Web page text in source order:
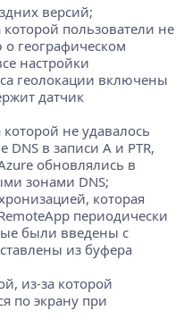
версий;
пользователи не
географическом
настройки
геолокации включены
датчик
не удавалось
DNS в записи A и PTR,
обновлялись в
зонами DNS;
которая
периодически
были введены с
из буфера
из-за которой
по экрану при